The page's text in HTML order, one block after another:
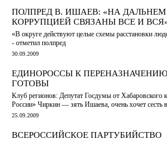
ПОЛПРЕД В. ИШАЕВ: «НА
КОРРУПЦИЕЙ СВЯЗАНЫ ВСЕ И
«В округе действуют целые схемы расстановки
- отметил полпред
30.09.2009
ЕДИНОРОССЫ К
ГОТОВЫ
Клуб регионов: Депутат Госдумы от Хабаровского
России» Чиркин — зять Ишаева, очень хочет сесть
25.09.2009
ВСЕРОССИЙСКОЕ ПАРТУБИЙСТВО